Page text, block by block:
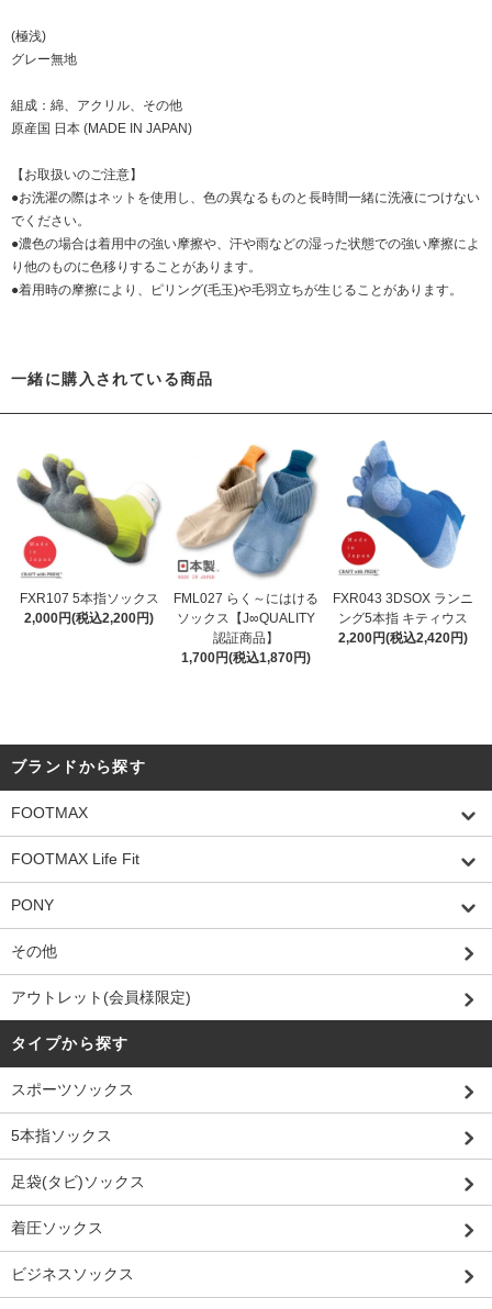
(極浅)
グレー無地
組成：綿、アクリル、その他
原産国 日本 (MADE IN JAPAN)
【お取扱いのご注意】
●お洗濯の際はネットを使用し、色の異なるものと長時間一緒に洗液につけない
でください。
●濃色の場合は着用中の強い摩擦や、汗や雨などの湿った状態での強い摩擦によ
り他のものに色移りすることがあります。
●着用時の摩擦により、ピリング(毛玉)や毛羽立ちが生じることがあります。
一緒に購入されている商品
FXR107 5本指ソックス
2,000円(税込2,200円)
FML027 らく～にはける
ソックス【J∞QUALITY
認証商品】
1,700円(税込1,870円)
FXR043 3DSOX ランニ
ング5本指 キティウス
2,200円(税込2,420円)
ブランドから探す
FOOTMAX
FOOTMAX Life Fit
PONY
その他
アウトレット(会員様限定)
タイプから探す
スポーツソックス
5本指ソックス
足袋(タビ)ソックス
着圧ソックス
ビジネスソックス